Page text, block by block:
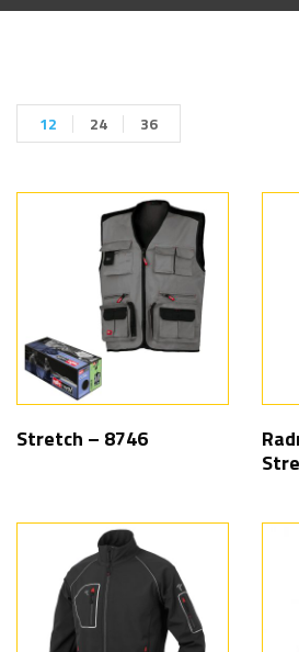
12 24 36
Stretch – 8746